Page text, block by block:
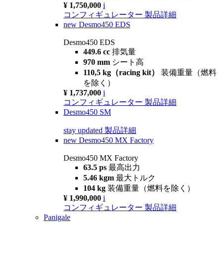
¥ 1,750,000 i
コンフィギュレーター 製品詳細
new Desmo450 EDS
Desmo450 EDS
449.6 cc 排気量
970 mm シート高
110,5 kg（racing kit） 装備重量（燃料
を除く）
¥ 1,737,000 i
コンフィギュレーター 製品詳細
Desmo450 SM
stay updated 製品詳細
new Desmo450 MX Factory
Desmo450 MX Factory
63.5 ps 最高出力
5.46 kgm 最大トルク
104 kg 装備重量（燃料を除く）
¥ 1,990,000 i
コンフィギュレーター 製品詳細
Panigale